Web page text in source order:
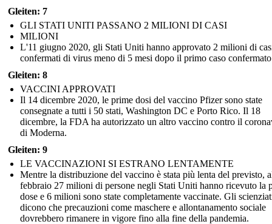
Gleiten: 7
GLI STATI UNITI PASSANO 2 MILIONI DI CASI
MILIONI
L'11 giugno 2020, gli Stati Uniti hanno approvato 2 milioni di
confermati di virus meno di 5 mesi dopo il primo caso
Gleiten: 8
VACCINI APPROVATI
Il 14 dicembre 2020, le prime dosi del vaccino Pfizer sono state
consegnate a tutti i 50 stati, Washington DC e Porto Rico. Il 18
dicembre, la FDA ha autorizzato un altro vaccino contro il
di Moderna.
Gleiten: 9
LE VACCINAZIONI SI ESTRANO LENTAMENTE
Mentre la distribuzione del vaccino è stata più lenta del previsto,
febbraio 27 milioni di persone negli Stati Uniti hanno ricevuto la
dose e 6 milioni sono state completamente vaccinate. Gli
dicono che precauzioni come maschere e allontanamento sociale
dovrebbero rimanere in vigore fino alla fine della pandemia.